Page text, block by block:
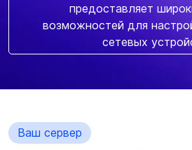
предоставляет
возможностей для
сетевых
Ваш сервер